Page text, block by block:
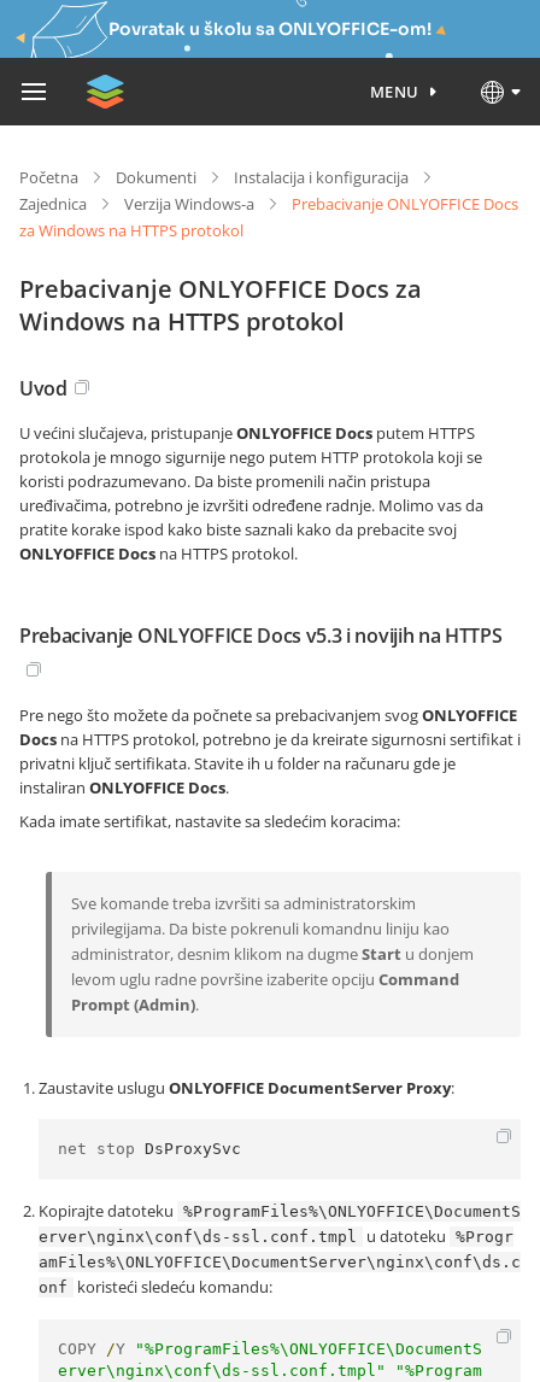
Povratak u školu sa ONLYOFFICE-om!
MENU
Početna Dokumenti
Instalacija i konfiguracija
Zajednica
Verzija Windows-a
Prebacivanje ONLYOFFICE Docs
za Windows na HTTPS protokol
Prebacivanje ONLYOFFICE Docs za
Windows na HTTPS protokol
Uvod
U većini slučajeva, pristupanjeONLYOFFICE Docs putem HTTPS
protokola je mnogo sigurnije nego putem HTTP protokola koji se
koristi podrazumevano. Da biste promenili način pristupa
uređivačima, potrebno je izvršiti određene radnje. Molimo vas da
pratite korake ispod kako biste saznali kako da prebacite svoj
ONLYOFFICE Docs na HTTPS protokol.
Prebacivanje ONLYOFFICE Docs v5.3 i novijih na HTTPS
Pre nego što možete da počnete sa prebacivanjem svogONLYOFFICE
Docs na HTTPS protokol, potrebno je da kreirate sigurnosni sertifikat i
privatni ključ sertifikata. Stavite ih u folder na računaru gde je
instaliran ONLYOFFICE Docs.
Kada imate sertifikat, nastavite sa sledećim koracima:
Sve komande treba izvršiti sa administratorskim
privilegijama. Da biste pokrenuli komandnu liniju kao
administrator, desnim klikom na dugmeStart u donjem
levom uglu radne površine izaberite opciju Command
Prompt (Admin).
Zaustavite uslugu ONLYOFFICE DocumentServer Proxy:
net stop DsProxySvc
Kopirajte datoteku %ProgramFiles%\ONLYOFFICE\DocumentS
erver\nginx\conf\ds-ssl.conf.tmpl
u datoteku %Progr
amFiles%\ONLYOFFICE\DocumentServer\nginx\conf\ds.c
onf
koristeći sledeću komandu:
COPY /Y
"%ProgramFiles%\ONLYOFFICE\DocumentS
erver\nginx\conf\ds-ssl.conf.tmpl"
"%Program